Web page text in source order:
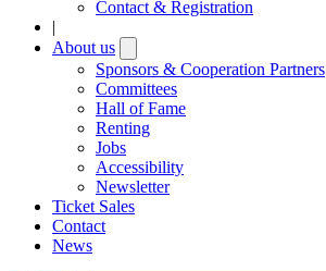
Contact & Registration
|
About us
submenu
Sponsors & Cooperation Partners
Committees
Hall of Fame
Renting
Jobs
Accessibility
Newsletter
Ticket Sales
Contact
News